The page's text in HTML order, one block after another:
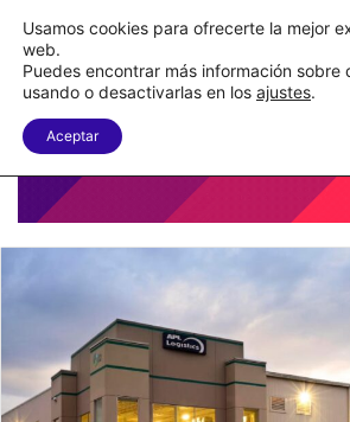
Menu
Usamos cookies para ofrecerte la mejor
web.
Puedes encontrar más información sobre
usando o desactivarlas en los ajustes.
Aceptar